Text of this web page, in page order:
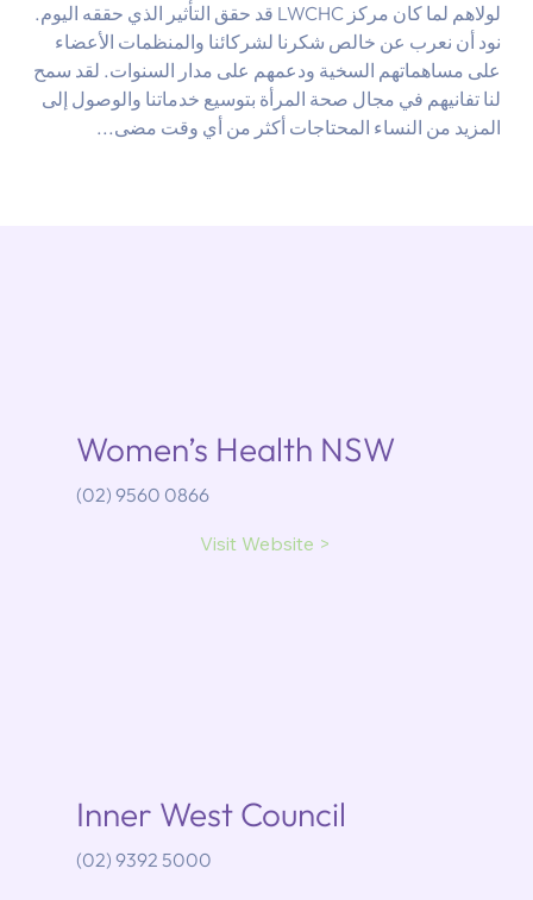
لولاهم لما كان مركز LWCHC قد حقق التأثير الذي حققه اليوم.
نود أن نعرب عن خالص شكرنا لشركائنا والمنظمات الأعضاء
على مساهماتهم السخية ودعمهم على مدار السنوات. لقد سمح
لنا تفانيهم في مجال صحة المرأة بتوسيع خدماتنا والوصول إلى
المزيد من النساء المحتاجات أكثر من أي وقت مضى...
Women’s Health NSW
(02) 9560 0866
Visit Website >
Inner West Council
(02) 9392 5000